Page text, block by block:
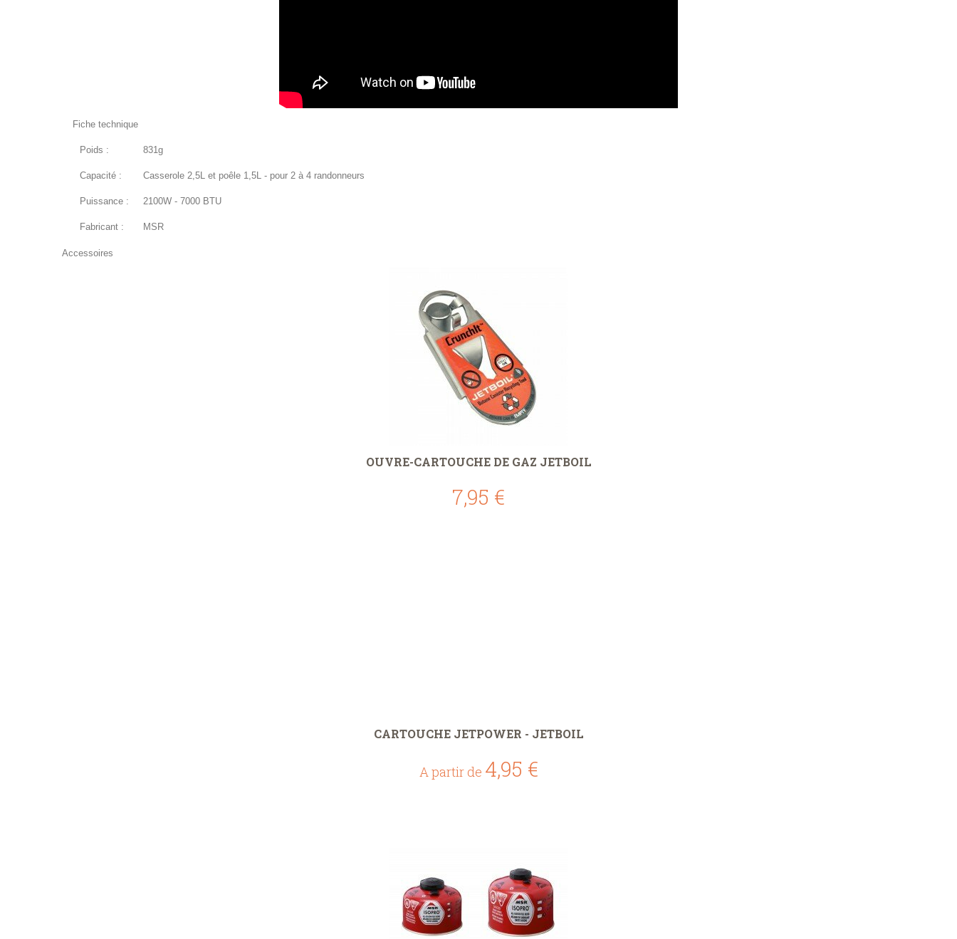
Fiche technique
Poids : 831g
Capacité : Casserole 2,5L et poêle 1,5L - pour 2 à 4 randonneurs
Puissance : 2100W - 7000 BTU
Fabricant : MSR
Accessoires
OUVRE-CARTOUCHE DE GAZ JETBOIL
7,95 €
CARTOUCHE JETPOWER - JETBOIL
A partir de 4,95 €